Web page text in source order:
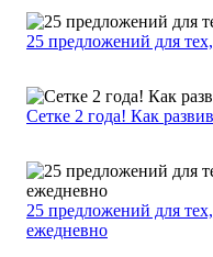
25 предложений для
Сетке 2 года! Как
25 предложений для
ежедневно